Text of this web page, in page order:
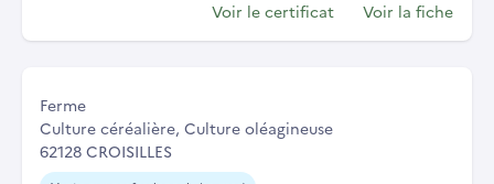
Voir le certificat Voir la fiche
Ferme
Culture céréalière, Culture oléagineuse
62128 CROISILLES